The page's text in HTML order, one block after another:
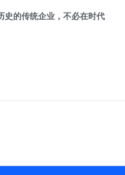
史的传统企业，不必在时代